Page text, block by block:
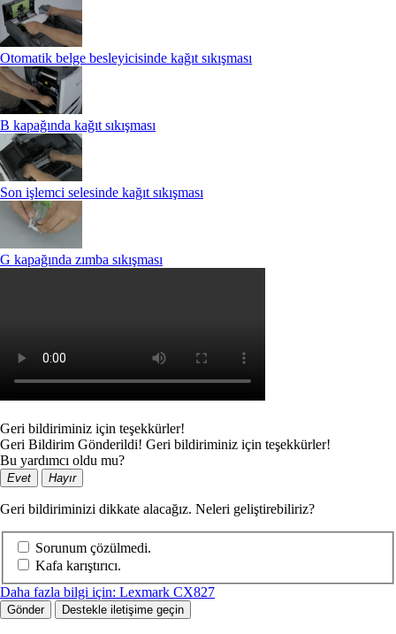
Otomatik belge besleyicisinde kağıt sıkışması
B kapağında kağıt sıkışması
Son işlemci selesinde kağıt sıkışması
G kapağında zımba sıkışması
Geri bildiriminiz için teşekkürler!
Geri Bildirim Gönderildi! Geri bildiriminiz için teşekkürler!
Bu yardımcı oldu mu?
Evet Hayır
Geri bildiriminizi dikkate alacağız. Neleri geliştirebiliriz?
Sorunum çözülmedi.
Kafa karıştırıcı.
Daha fazla bilgi için: Lexmark CX827
Gönder Destekle iletişime geçin